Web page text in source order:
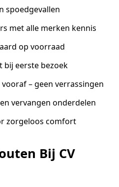
spoedgevallen
met alle merken kennis
op voorraad
bij eerste bezoek
– geen verrassingen
vervangen onderdelen
zorgeloos comfort
Bij CV